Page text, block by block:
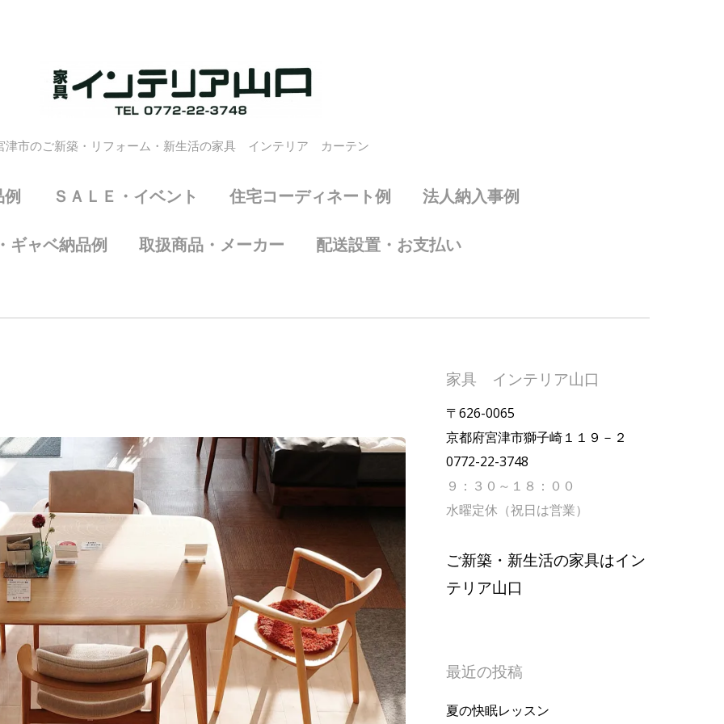
津市のご新築・リフォーム・新生活の家具 インテリア カーテン
ＳＡＬＥ・イベント 住宅コーディネート例 法人納入事例
ギャベ納品例 取扱商品・メーカー 配送設置・お支払い
家具 インテリア山口
〒626-0065
京都府宮津市獅子崎１１９－２
0772-22-3748
９：３０～１８：００
水曜定休（祝日は営業）
ご新築・新生活の家具はイン
テリア山口
最近の投稿
夏の快眠レッスン